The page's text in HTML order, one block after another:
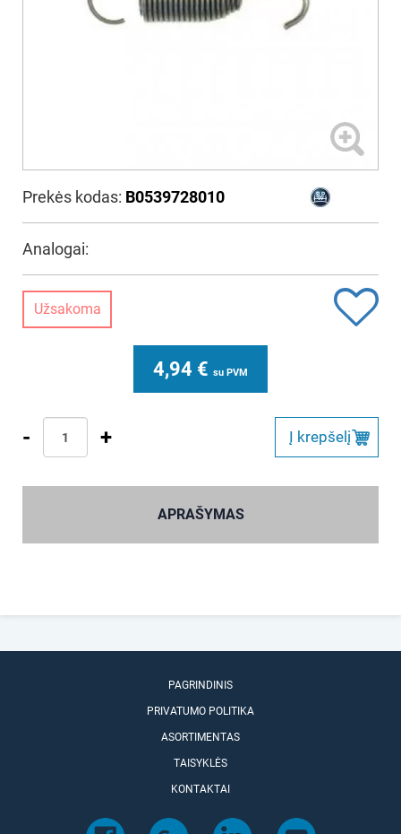
Prekės kodas: B0539728010
Analogai:
Užsakoma
4,94 € su PVM
- + Į krepšelį
APRAŠYMAS
PAGRINDINIS
PRIVATUMO POLITIKA
ASORTIMENTAS
TAISYKLĖS
KONTAKTAI